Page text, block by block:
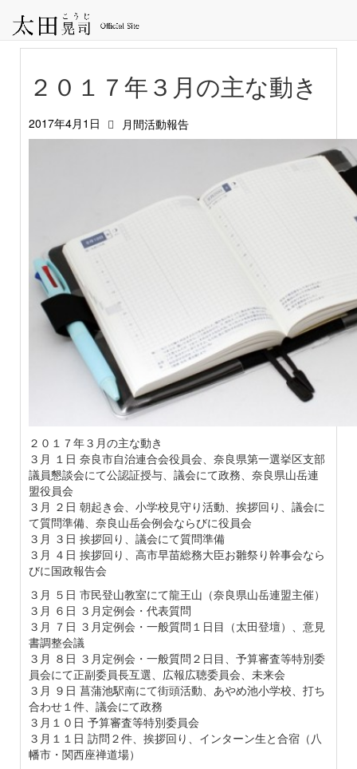
２０１７年３月の主な動き
2017年4月1日 月間活動報告
２０１７年３月の主な動き
３月 １日 奈良市自治連合会役員会、奈良県第一選挙区支部
議員懇談会にて公認証授与、議会にて政務、奈良県山岳連
盟役員会
３月 ２日 朝起き会、小学校見守り活動、挨拶回り、議会に
て質問準備、奈良山岳会例会ならびに役員会
３月 ３日 挨拶回り、議会にて質問準備
３月 ４日 挨拶回り、高市早苗総務大臣お雛祭り幹事会なら
びに国政報告会
３月 ５日 市民登山教室にて龍王山（奈良県山岳連盟主催）
３月 ６日 ３月定例会・代表質問
３月 ７日 ３月定例会・一般質問１日目（太田登壇）、意見
書調整会議
３月 ８日 ３月定例会・一般質問２日目、予算審査等特別委
員会にて正副委員長互選、広報広聴委員会、未来会
３月 ９日 菖蒲池駅南にて街頭活動、あやめ池小学校、打ち
合わせ１件、議会にて政務
３月１０日 予算審査等特別委員会
３月１１日 訪問２件、挨拶回り、インターン生と合宿（八
幡市・関西座禅道場）